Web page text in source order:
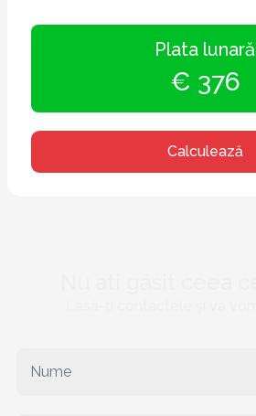
Plata lunară
€ 376
Calculează